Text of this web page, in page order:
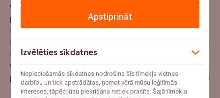
vajadzības, lai varētu palīdzēt. Ja savā jomā redzi kādu
pieaugušo, kas tevi iedvesmo, nebaidies un uzrunā viņu.
Iepazīsties ar tiem, kas dara to, par ko sapņo tu.
Pieaugušie lielākoties būs sajūsmā par iespēju veltīt savu
laiku kādam dedzīgam jaunietim sava ceļa sākumā, jo arī
viņš kādreiz ir bijis vidusskolēns ar sapņiem un vēlmi pēc
padoma. Citu pieredze ir jauda, ko tu vari izmantot, veidojot
savu ceļu.
Apstiprināt
Izvēlēties sīkdatnes
Nepieciešamās sīkdatnes nodrošina šīs tīmekļa vietnes
darbību un tiek apstrādātas, ņemot vērā mūsu leģitīmās
intereses, tāpēc jūsu piekrišana netiek prasīta. Šajā tīmekļa